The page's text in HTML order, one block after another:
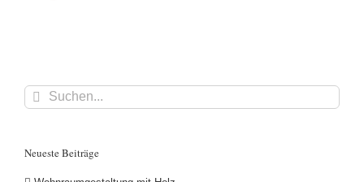
Suche
nach:
Neueste Beiträge